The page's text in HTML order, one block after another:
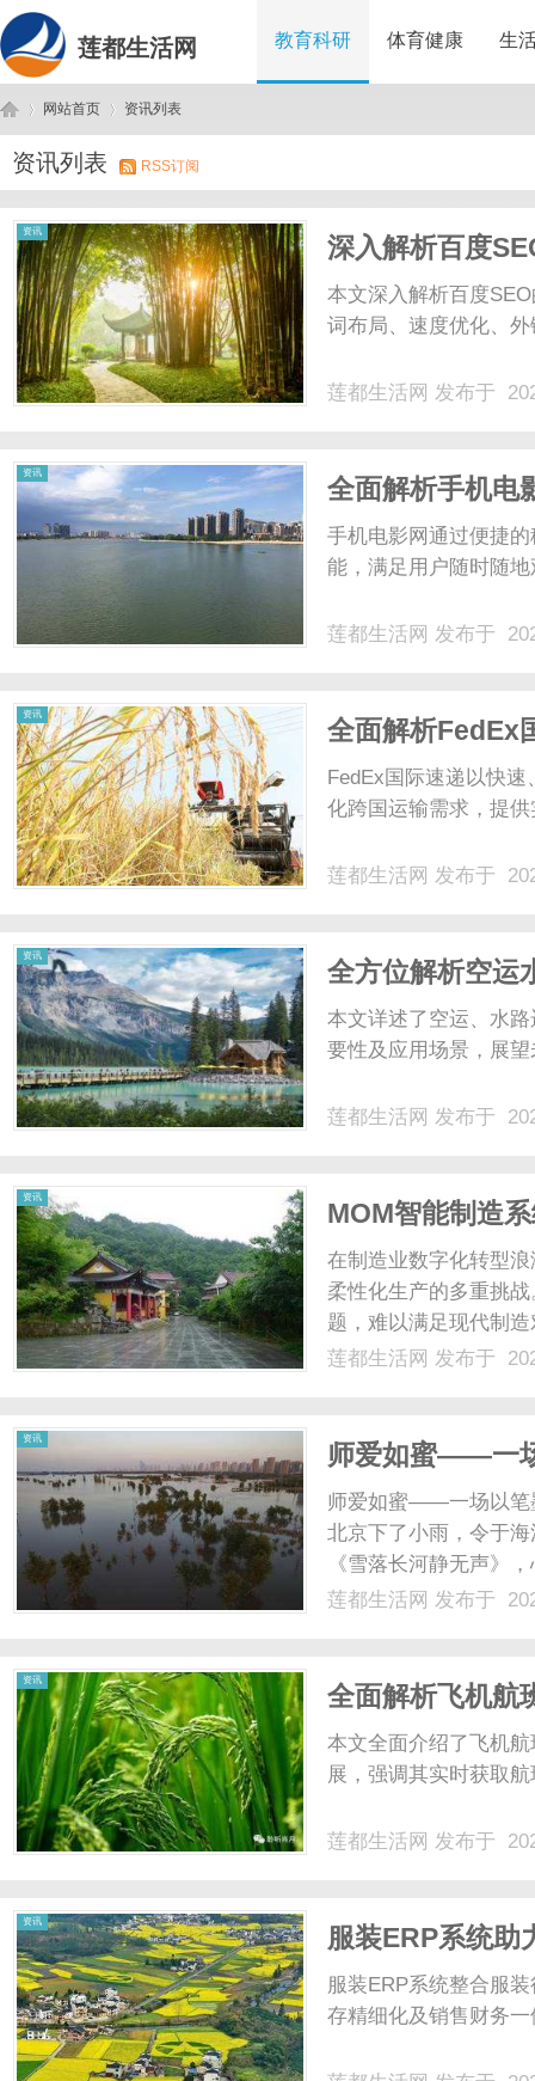
莲都生活网 教育科研 体育健康 生
莲 ›
网站首页
›
资讯列表
资讯列表 RSS订阅
资讯
深入解析百度
本文深入解析百度
词布局、速度优化、
莲都生活网 发布于
资讯
全面解析手机电
手机电影网通过便捷
能，满足用户随时随
莲都生活网 发布于
资讯
全面解析FedEx
FedEx国际速递以快
化跨国运输需求，提
莲都生活网 发布于
资讯
全方位解析空运
本文详述了空运、水
要性及应用场景，展
莲都生活网 发布于
资讯
MOM智能制造
在制造业数字化转型
柔性化生产的多重挑
题，难以满足现代制
作为集成化生产管理
莲都生活网 发布于
资讯
师爱如蜜——一
师爱如蜜——一场以笔
北京下了小雨，令于
《雪落长河静无声》
近墨者黑厚爱者常在
莲都生活网 发布于
资讯
全面解析飞机航
本文全面介绍了飞机
展，强调其实时获取
莲都生活网 发布于
资讯
服装ERP系统助
服装ERP系统整合服
存精细化及销售财务